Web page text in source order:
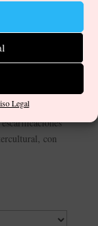
Legal
en un
con